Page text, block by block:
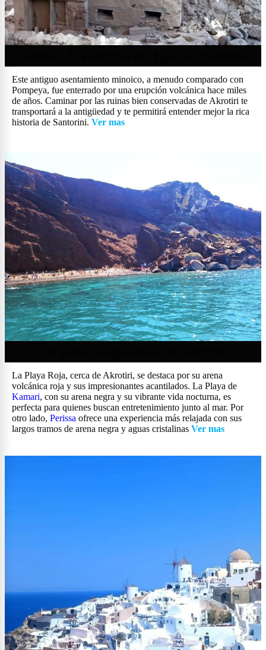
Este antiguo asentamiento minoico, a menudo comparado con
Pompeya, fue enterrado por una erupción volcánica hace miles
de años. Caminar por las ruinas bien conservadas de Akrotiri te
transportará a la antigüedad y te permitirá entender mejor la rica
historia de Santorini. Ver mas
La Playa Roja, cerca de Akrotiri, se destaca por su arena
volcánica roja y sus impresionantes acantilados. La Playa de
Kamari, con su arena negra y su vibrante vida nocturna, es
perfecta para quienes buscan entretenimiento junto al mar. Por
otro lado, Perissa ofrece una experiencia más relajada con sus
largos tramos de arena negra y aguas cristalinas Ver mas